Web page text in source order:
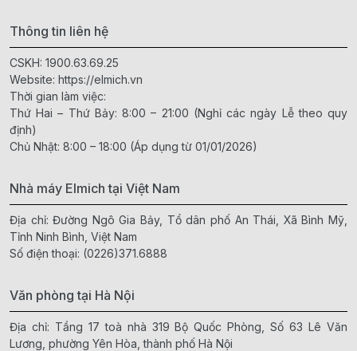
Thông tin liên hệ
CSKH: 1900.63.69.25
Website: https://elmich.vn
Thời gian làm việc:
Thứ Hai – Thứ Bảy: 8:00 – 21:00 (Nghỉ các ngày Lễ theo quy
định)
Chủ Nhật: 8:00 – 18:00 (Áp dụng từ 01/01/2026)
Nhà máy Elmich tại Việt Nam
Địa chỉ: Đường Ngô Gia Bảy, Tổ dân phố An Thái, Xã Bình Mỹ,
Tỉnh Ninh Bình, Việt Nam
Số điện thoại: (0226)371.6888
Văn phòng tại Hà Nội
Địa chỉ: Tầng 17 toà nhà 319 Bộ Quốc Phòng, Số 63 Lê Văn
Lương, phường Yên Hòa, thành phố Hà Nội